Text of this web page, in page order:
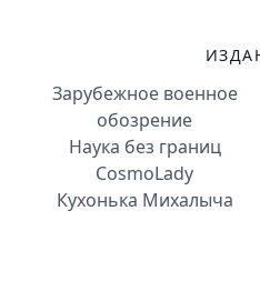
Зарубежное военное
обозрение
Наука без границ
CosmoLady
Кухонька Михалыча